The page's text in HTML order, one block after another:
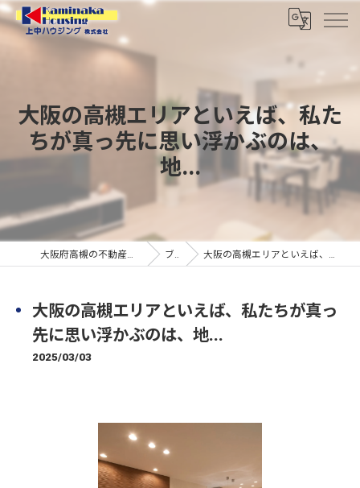
大阪の高槻エリアといえば、私た
ちが真っ先に思い浮かぶのは、
地...
大阪府高槻の不動産なら上中ハウジング株式会社 ブログ 大阪の高槻エリアといえば、私たちが真っ先に思い浮かぶのは、地...
大阪の高槻エリアといえば、私たちが真っ
先に思い浮かぶのは、地...
2025/03/03